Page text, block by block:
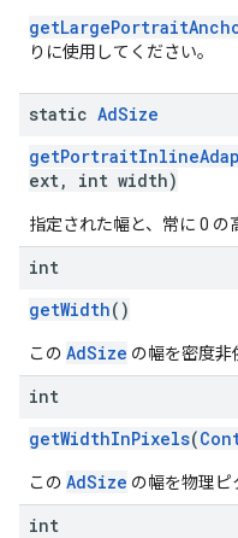
りに使用してください。
static AdSize
ext, int width)
指定された幅と、常に 0 の
int
getWidth()
この AdSize の幅を密度非
int
getWidthInPixels(
この AdSize の幅を物理ピ
int